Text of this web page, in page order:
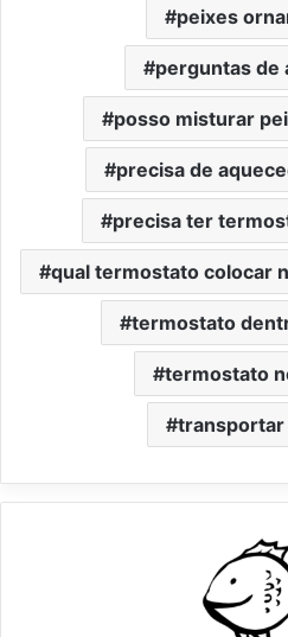
peixes
perguntas de
posso misturar
precisa de
precisa ter
qual termostato colocar
termostato
termostato
transportar